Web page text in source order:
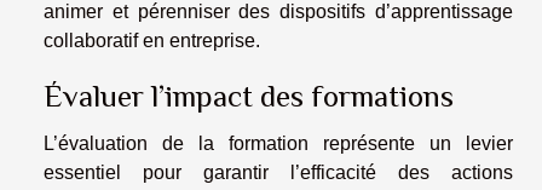
animer et pérenniser des dispositifs d’apprentissage
collaboratif en entreprise.
Évaluer l’impact des formations
L’évaluation de la formation représente un levier
essentiel pour garantir l’efficacité des actions